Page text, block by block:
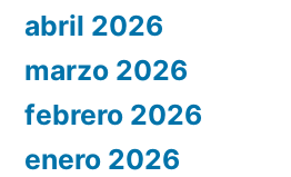
abril 2026
marzo 2026
febrero 2026
enero 2026